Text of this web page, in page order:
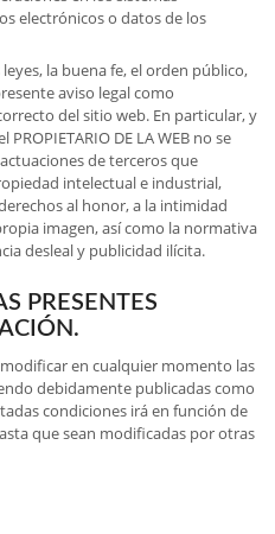
electrónicos o datos de los
la buena fe, el orden público,
aviso legal como
del sitio web. En particular, y
DE LA WEB no se
de terceros que
intelectual e industrial,
al honor, a la intimidad
imagen, así como la normativa
desleal y publicidad ilícita.
PRESENTES
modificar en cualquier momento las
debidamente publicadas como
condiciones irá en función de
que sean modificadas por otras